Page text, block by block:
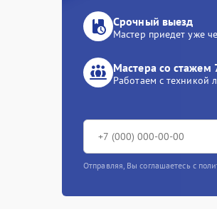
Срочный выезд
Мастер приедет уже
Мастера со стажем
Работаем с техникой
Отправляя, Вы соглашаетесь с